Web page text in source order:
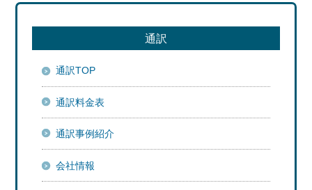
通訳
通訳TOP
通訳料金表
通訳事例紹介
会社情報